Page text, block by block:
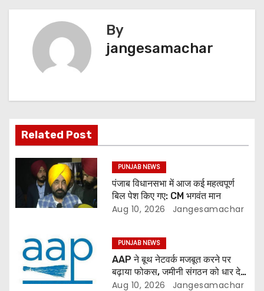
By
jangesamachar
Related Post
PUNJAB NEWS
पंजाब विधानसभा में आज कई महत्वपूर्ण
बिल पेश किए गए: CM भगवंत मान
Aug 10, 2026 Jangesamachar
PUNJAB NEWS
AAP ने बूथ नेटवर्क मजबूत करने पर
बढ़ाया फोकस, जमीनी संगठन को धार देने
की तैयारी
Aug 10, 2026 Jangesamachar